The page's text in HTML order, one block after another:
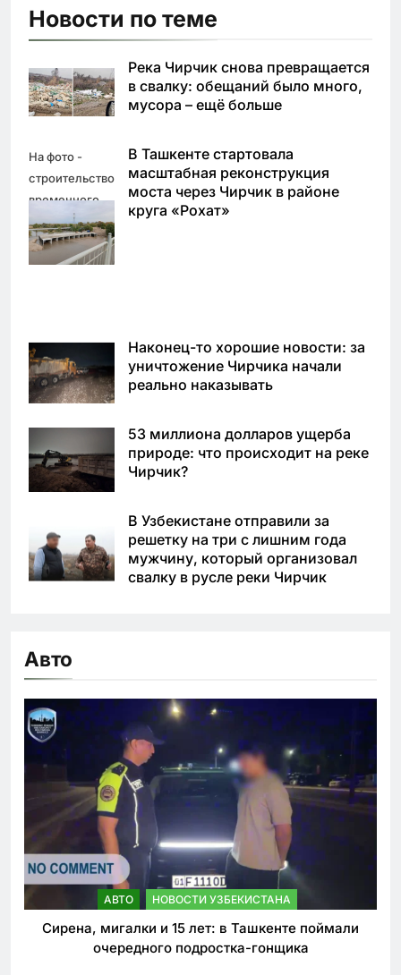
Новости по теме
Река Чирчик снова превращается
в свалку: обещаний было много,
мусора – ещё больше
На фото -
строительство
временного
моста через
реку Чирчик
В Ташкенте стартовала
масштабная реконструкция
моста через Чирчик в районе
круга «Рохат»
Наконец-то хорошие новости: за
уничтожение Чирчика начали
реально наказывать
53 миллиона долларов ущерба
природе: что происходит на реке
Чирчик?
В Узбекистане отправили за
решетку на три с лишним года
мужчину, который организовал
свалку в русле реки Чирчик
Авто
АВТО НОВОСТИ УЗБЕКИСТАНА
Сирена, мигалки и 15 лет: в Ташкенте поймали
очередного подростка-гонщика